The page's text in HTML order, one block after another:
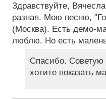
Здравствуйте,
разная. Мою песню,
(Москва). Есть демо-
люблю. Но есть
Спасибо. Советую
хотите показать